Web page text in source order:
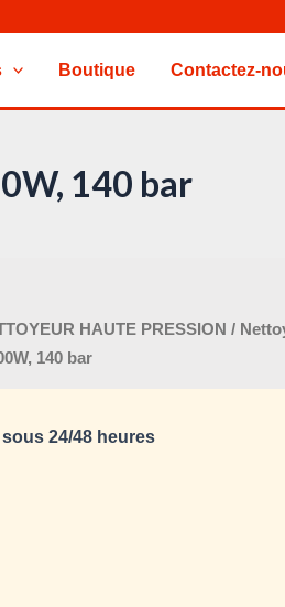
Boutique Contactez-
140 bar
HAUTE PRESSION /
140 bar
24/48 heures 320,000 د.ت.
Le
prix